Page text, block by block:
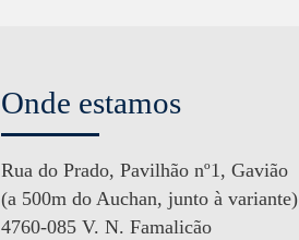
Onde estamos
Rua do Prado, Pavilhão nº1, Gavião
(a 500m do Auchan, junto à variante)
4760-085 V. N. Famalicão